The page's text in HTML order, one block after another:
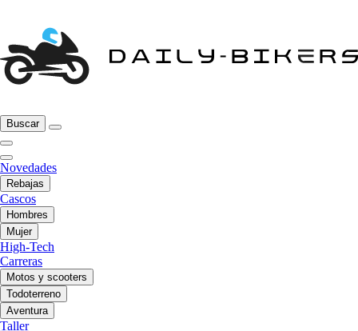
Buscar
Novedades
Rebajas
Cascos
Hombres
Mujer
High-Tech
Carreras
Motos y scooters
Todoterreno
Aventura
Taller